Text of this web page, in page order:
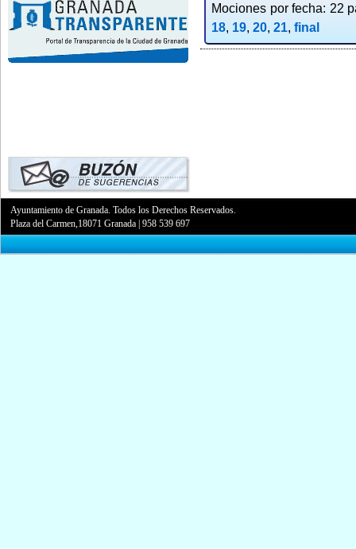
Mociones por fecha: 22
18, 19, 20, 21, final
Ayuntamiento de Granada. Todos los Derechos Reservados.
Plaza del Carmen,18071 Granada |958 539 697